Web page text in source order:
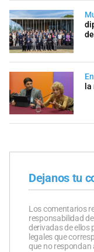
Dejanos tu
Los comentarios
responsabilidad
derivadas de ellos
legales que
que no